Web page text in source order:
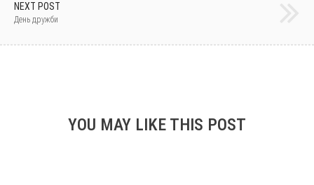
NEXT POST
День дружби
YOU MAY LIKE THIS POST